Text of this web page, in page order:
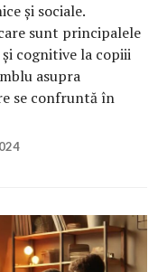
și sociale.
sunt principalele
cognitive la copiii
asupra
se confruntă în